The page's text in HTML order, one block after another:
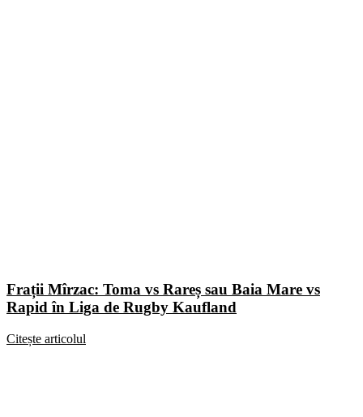
Frații Mîrzac: Toma vs Rareș sau Baia Mare vs
Rapid în Liga de Rugby Kaufland
Citește articolul